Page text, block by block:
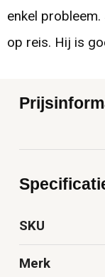
enkel
op reis. Hij is
SKU
Merk